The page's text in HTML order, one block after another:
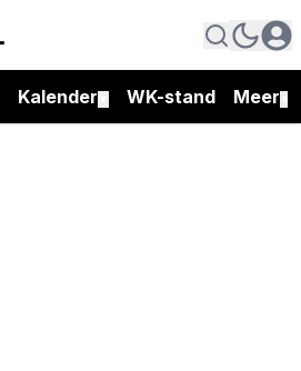
Kalender WK-stand Meer